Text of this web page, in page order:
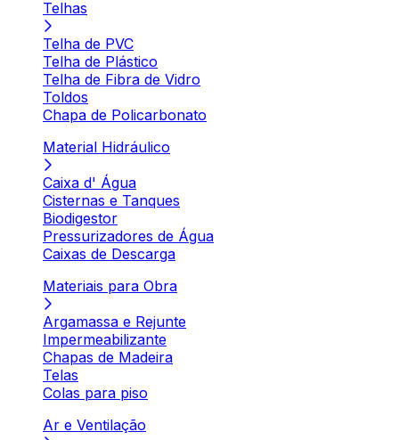
Telhas
Telha de PVC
Telha de Plástico
Telha de Fibra de Vidro
Toldos
Chapa de Policarbonato
Material Hidráulico
Caixa d' Água
Cisternas e Tanques
Biodigestor
Pressurizadores de Água
Caixas de Descarga
Materiais para Obra
Argamassa e Rejunte
Impermeabilizante
Chapas de Madeira
Telas
Colas para piso
Ar e Ventilação